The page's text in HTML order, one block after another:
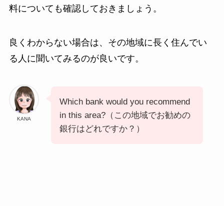
料についても確認しておきましょう。
良くわからない場合は、その地域に長く住んでい
る人に聞いてみるのが良いです。
KANA
Which bank would you recommend
in this area?（この地域でお勧めの
銀行はどれですか？）